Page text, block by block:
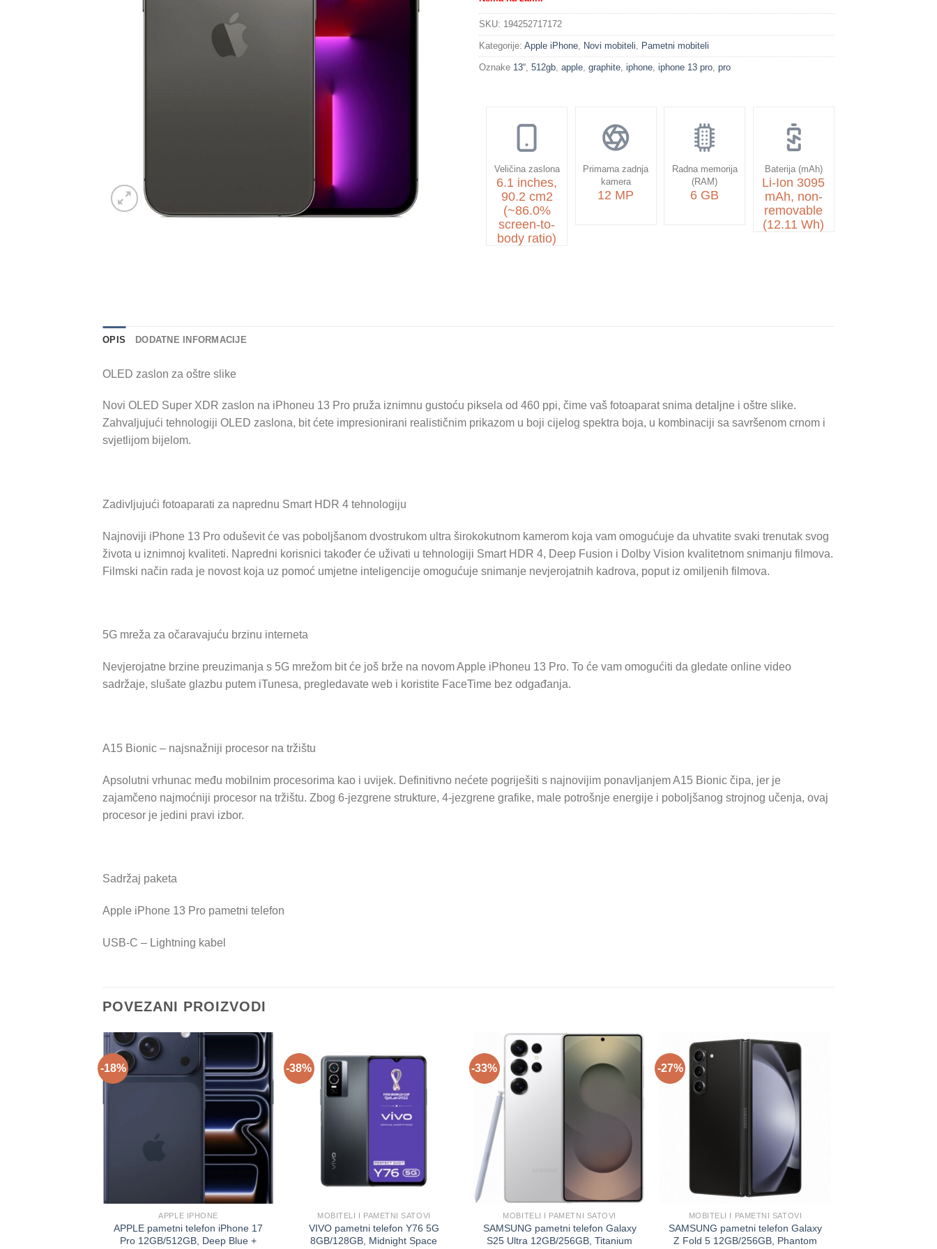
SKU: 194252717172
Kategorije: Apple iPhone Novi mobiteli Pametni mobiteli
Oznake 13“ 512gb apple graphite iphone iphone 13 pro pro
Veličina zaslona
6.1 inches,
90.2 cm2
(~86.0%
screen-to-
body ratio)
Primarna zadnja
kamera
12 MP
Radna memorija
(RAM)
6 GB
Baterija (mAh)
Li-Ion 3095
mAh, non-
removable
(12.11 Wh)
OPIS DODATNE INFORMACIJE
OLED zaslon za oštre slike
Novi OLED Super XDR zaslon na iPhoneu 13 Pro pruža iznimnu gustoću piksela od 460 ppi, čime vaš fotoaparat snima detaljne i oštre slike.
Zahvaljujući tehnologiji OLED zaslona, ​​bit ćete impresionirani realističnim prikazom u boji cijelog spektra boja, u kombinaciji sa savršenom crnom i
svjetlijom bijelom.
Zadivljujući fotoaparati za naprednu Smart HDR 4 tehnologiju
Najnoviji iPhone 13 Pro oduševit će vas poboljšanom dvostrukom ultra širokokutnom kamerom koja vam omogućuje da uhvatite svaki trenutak svog
života u iznimnoj kvaliteti. Napredni korisnici također će uživati ​​u tehnologiji Smart HDR 4, Deep Fusion i Dolby Vision kvalitetnom snimanju filmova.
Filmski način rada je novost koja uz pomoć umjetne inteligencije omogućuje snimanje nevjerojatnih kadrova, poput iz omiljenih filmova.
5G mreža za očaravajuću brzinu interneta
Nevjerojatne brzine preuzimanja s 5G mrežom bit će još brže na novom Apple iPhoneu 13 Pro. To će vam omogućiti da gledate online video
sadržaje, slušate glazbu putem iTunesa, pregledavate web i koristite FaceTime bez odgađanja.
A15 Bionic – najsnažniji procesor na tržištu
Apsolutni vrhunac među mobilnim procesorima kao i uvijek. Definitivno nećete pogriješiti s najnovijim ponavljanjem A15 Bionic čipa, jer je
zajamčeno najmoćniji procesor na tržištu. Zbog 6-jezgrene strukture, 4-jezgrene grafike, male potrošnje energije i poboljšanog strojnog učenja, ovaj
procesor je jedini pravi izbor.
Sadržaj paketa
Apple iPhone 13 Pro pametni telefon
USB-C – Lightning kabel
POVEZANI PROIZVODI
-18%
APPLE IPHONE
APPLE pametni telefon iPhone 17
Pro 12GB/512GB, Deep Blue +
-38%
MOBITELI I PAMETNI SATOVI
VIVO pametni telefon Y76 5G
8GB/128GB, Midnight Space
-33%
MOBITELI I PAMETNI SATOVI
SAMSUNG pametni telefon Galaxy
S25 Ultra 12GB/256GB, Titanium
-27%
MOBITELI I PAMETNI SATOVI
SAMSUNG pametni telefon Galaxy
Z Fold 5 12GB/256GB, Phantom